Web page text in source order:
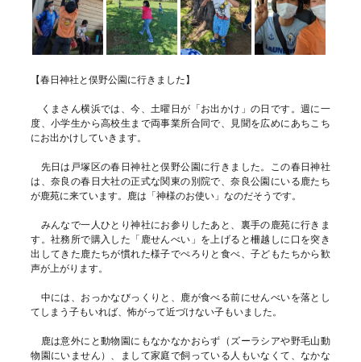
【春日神社と俣野公園に行きました】
くまさん横浜では、今、土曜日が「お出かけ」の日です。週に一
度、小学生から高校生まで両事業所合同で、見聞を広めにあちこち
にお出かけしていきます。
先日は戸塚区の春日神社と俣野公園に行きました。この春日神社
は、奈良の春日大社の正式な関東の別院で、奈良公園にいる鹿たち
が鹿苑に来ています。鹿は「神様のお使い」なのだそうです。
みんなで一人ひとり神社にお参りしたあと、裏手の鹿苑に行きま
す。社務所で購入した「鹿せんべい」を上げると柵越しに口を突き
出してきた鹿たちが慣れた様子でぺろりと食べ、子どもたちから歓
声が上がります。
中には、おっかなびっくりと、鹿が食べる前にせんべいを落とし
てしまう子もいれば、怖がって近づけない子もいました。
鹿は意外にと動物園にもなかなかおらず（ズーラシアや野毛山動
物園にいません）、まして家庭で飼っている人もいなくて、なかな